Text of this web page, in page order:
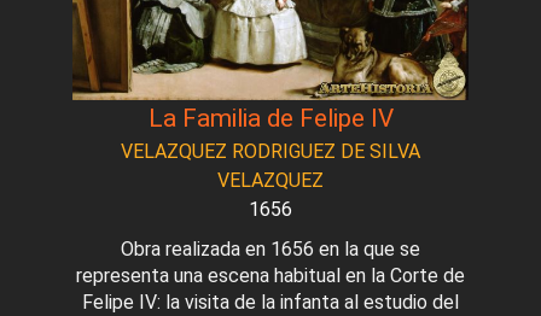
La Familia de Felipe IV
VELAZQUEZ RODRIGUEZ DE SILVA
VELAZQUEZ
1656
Obra realizada en 1656 en la que se
representa una escena habitual en la Corte de
Felipe IV: la visita de la infanta al estudio del